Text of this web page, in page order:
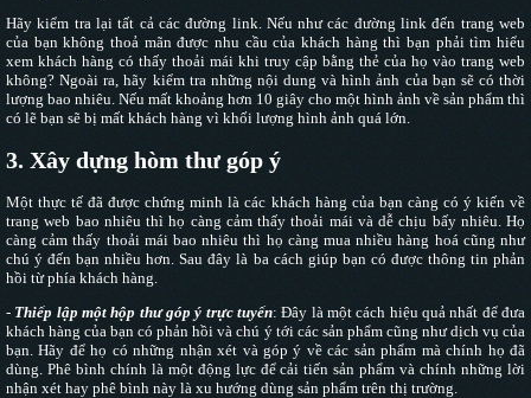
Hãy kiểm tra lại tất cả các đường link. Nếu như các đường link đến trang web
của bạn không thoả mãn được nhu cầu của khách hàng thì bạn phải tìm hiểu
xem khách hàng có thấy thoải mái khi truy cập bằng thẻ của họ vào trang web
không? Ngoài ra, hãy kiểm tra những nội dung và hình ảnh của bạn sẽ có thời
lượng bao nhiêu. Nếu mất khoảng hơn 10 giây cho một hình ảnh về sản phẩm thì
có lẽ bạn sẽ bị mất khách hàng vì khối lượng hình ảnh quá lớn.
3. Xây dựng hòm thư góp ý
Một thực tế đã được chứng minh là các khách hàng của bạn càng có ý kiến về
trang web bao nhiêu thì họ càng cảm thấy thoải mái và dễ chịu bấy nhiêu. Họ
càng cảm thấy thoải mái bao nhiêu thì họ càng mua nhiều hàng hoá cũng như
chú ý đến bạn nhiều hơn. Sau đây là ba cách giúp bạn có được thông tin phản
hồi từ phía khách hàng.
- Thiếp lập một hộp thư góp ý trực tuyến: Đây là một cách hiệu quả nhất để đưa
khách hàng của bạn có phản hồi và chú ý tới các sản phẩm cũng như dịch vụ của
bạn. Hãy để họ có những nhận xét và góp ý về các sản phẩm mà chính họ đã
dùng. Phê bình chính là một động lực để cải tiến sản phẩm và chính những lời
nhận xét hay phê bình này là xu hướng dùng sản phẩm trên thị trường.